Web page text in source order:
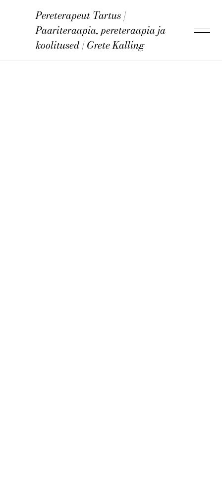
lisati ostukorvi.
Pereterapeut Tartus |
Paariteraapia, pereteraapia ja
koolitused | Grete Kalling